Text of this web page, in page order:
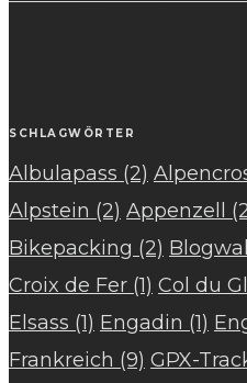
SCHLAGWÖRTER
Albulapass (2)
Alpstein (2) Appenzell
Bikepacking (2)
Croix de Fer (1) Col du
Elsass (1) Engadin (1)
Frankreich (9) GPX-